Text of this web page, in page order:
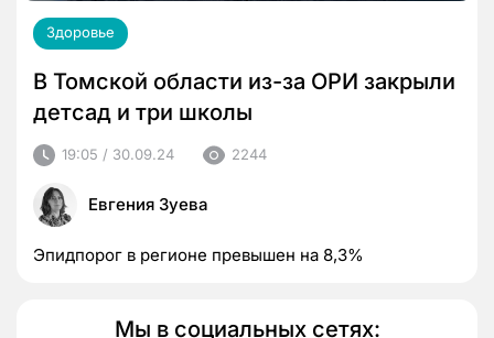
Здоровье
В Томской области из-за ОРИ закрыли
детсад и три школы
19:05 / 30.09.24 2244
Евгения Зуева
Эпидпорог в регионе превышен на 8,3%
Мы в социальных сетях: